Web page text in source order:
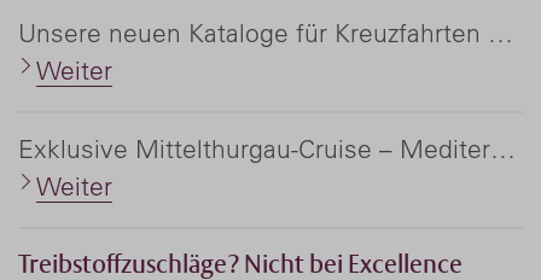
Unsere neuen Kataloge für Kreuzfahrten und Flussreisen weltweit
Weiter
Exklusive Mittelthurgau-Cruise – Mediterranea '27
Weiter
Treibstoffzuschläge? Nicht bei Excellence